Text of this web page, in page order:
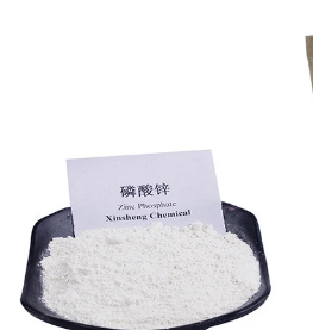
ПРОДУКТЫ
ВИДЕОЗАПИСИ